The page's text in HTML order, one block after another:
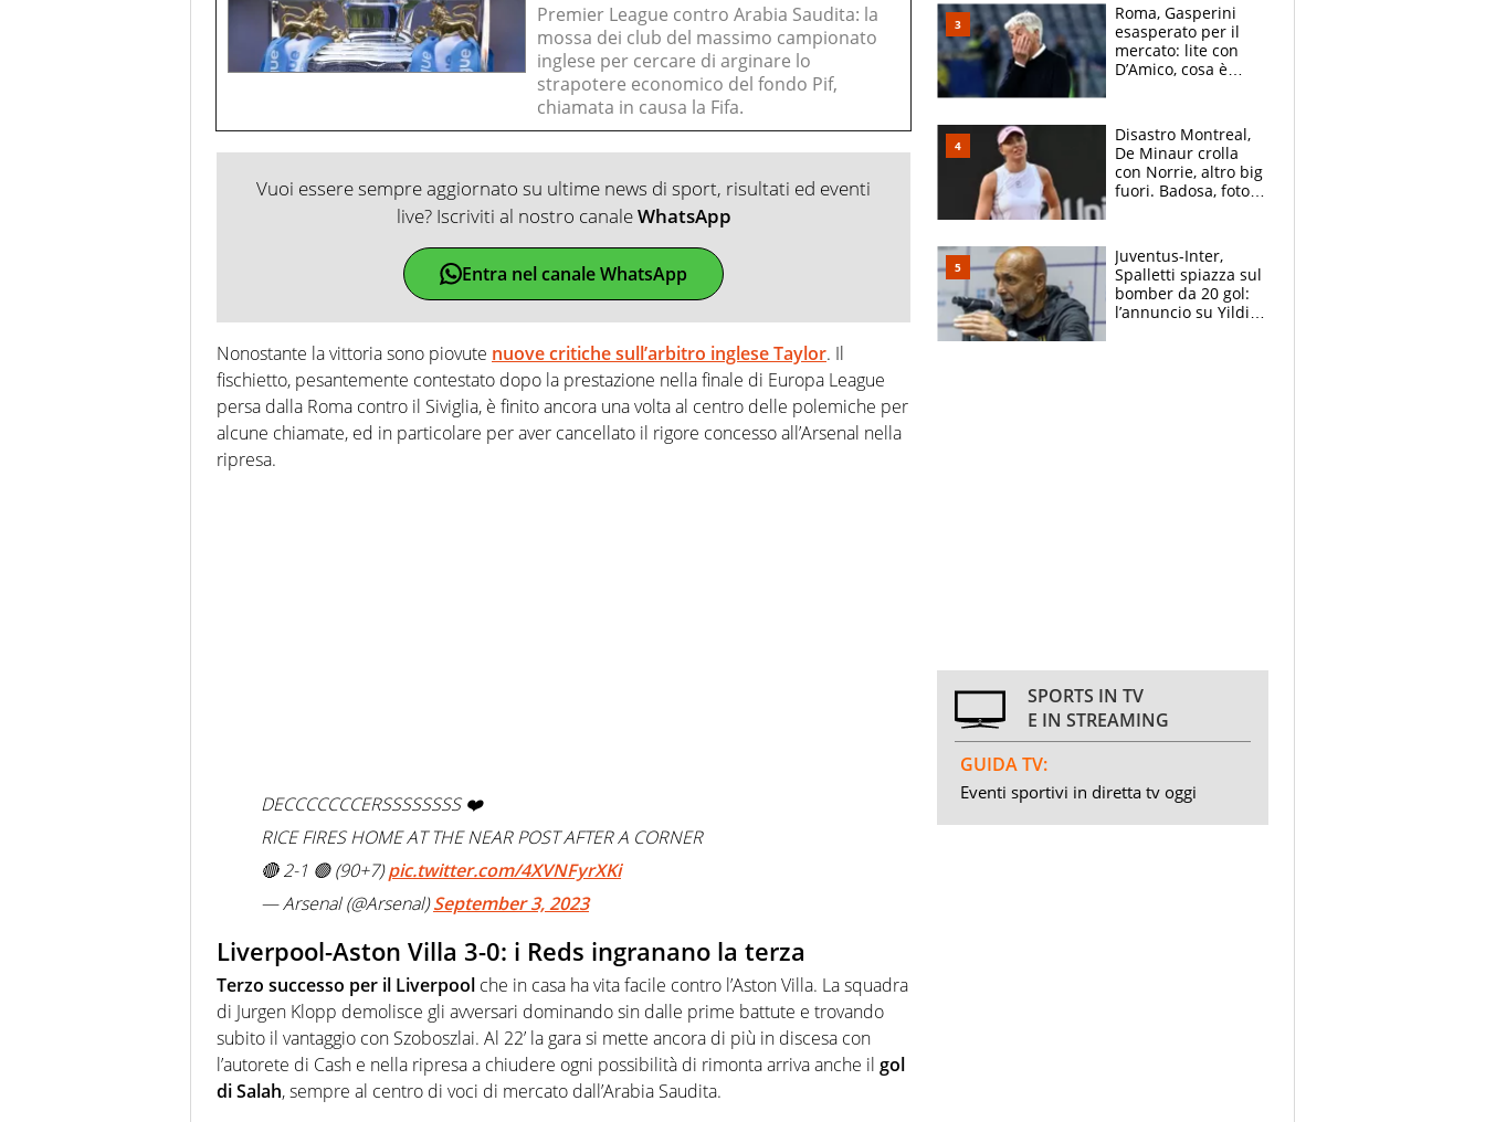
Premier League contro Arabia Saudita: la
mossa dei club del massimo campionato
inglese per cercare di arginare lo
strapotere economico del fondo Pif,
chiamata in causa la Fifa.
Vuoi essere sempre aggiornato su ultime news di sport, risultati ed eventi
live? Iscriviti al nostro canaleWhatsApp
Entra nel canale WhatsApp
Nonostante la vittoria sono piovute nuove critiche sull’arbitro inglese Taylor. Il
fischietto, pesantemente contestato dopo la prestazione nella finale di Europa League
persa dalla Roma contro il Siviglia, è finito ancora una volta al centro delle polemiche per
alcune chiamate, ed in particolare per aver cancellato il rigore concesso all’Arsenal nella
ripresa.
DECCCCCCCERSSSSSSSS ❤️
RICE FIRES HOME AT THE NEAR POST AFTER A CORNER
🔴 2-1 🟢 (90+7)pic.twitter.com/4XVNFyrXKi
— Arsenal (@Arsenal)September 3, 2023
Liverpool-Aston Villa 3-0: i Reds ingranano la terza
Terzo successo per il Liverpool che in casa ha vita facile contro l’Aston Villa. La squadra
di Jurgen Klopp demolisce gli avversari dominando sin dalle prime battute e trovando
subito il vantaggio con Szoboszlai. Al 22’ la gara si mette ancora di più in discesa con
l’autorete di Cash e nella ripresa a chiudere ogni possibilità di rimonta arriva anche il gol
di Salah, sempre al centro di voci di mercato dall’Arabia Saudita.
Roma, Gasperini
esasperato per il
mercato: lite con
D’Amico, cosa è
Disastro Montreal,
De Minaur crolla
con Norrie, altro big
fuori. Badosa, foto
Juventus-Inter,
Spalletti spiazza sul
bomber da 20 gol:
l’annuncio su Yildiz
SPORTS IN TV
E IN STREAMING
GUIDA TV:
Eventi sportivi in diretta tv oggi